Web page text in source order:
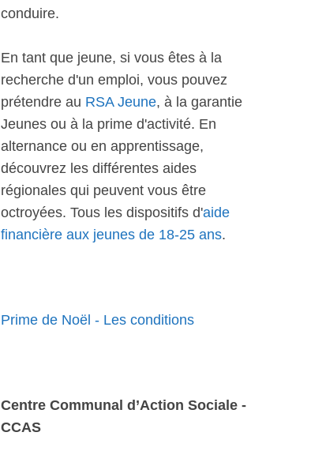
conduire.
En tant que jeune, si vous êtes à la
recherche d'un emploi, vous pouvez
prétendre au RSA Jeune, à la garantie
Jeunes ou à la prime d'activité. En
alternance ou en apprentissage,
découvrez les différentes aides
régionales qui peuvent vous être
octroyées. Tous les dispositifs d'aide
financière aux jeunes de 18-25 ans.
Prime de Noël - Les conditions
Centre Communal d’Action Sociale -
CCAS